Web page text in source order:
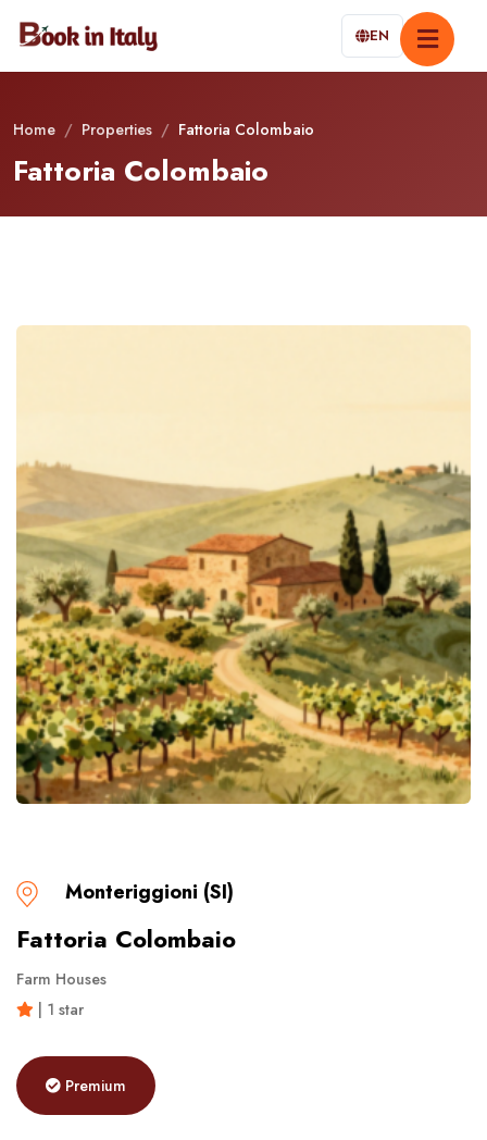
EN
Home / Properties / Fattoria Colombaio
Fattoria Colombaio
Monteriggioni (SI)
Fattoria Colombaio
Farm Houses
| 1 star
Premium